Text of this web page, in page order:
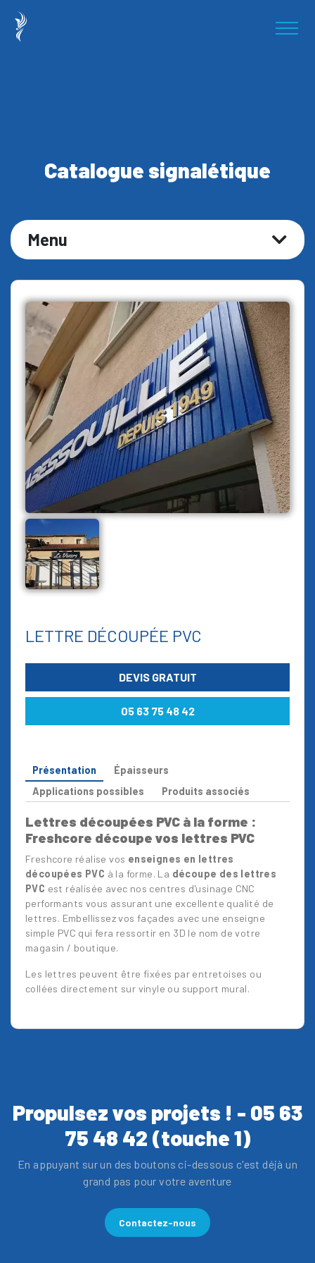
Catalogue signalétique
Menu
LETTRE DÉCOUPÉE PVC
DEVIS GRATUIT
05 63 75 48 42
Présentation
Épaisseurs
Applications possibles
Produits associés
Lettres découpées PVC à la forme :
Freshcore découpe vos lettres PVC
Freshcore réalise vos enseignes en lettres
découpées PVC à la forme. La découpe des lettres
PVC est réalisée avec nos centres d'usinage CNC
performants vous assurant une excellente qualité de
lettres. Embellissez vos façades avec une enseigne
simple PVC qui fera ressortir en 3D le nom de votre
magasin / boutique.
Les lettres peuvent être fixées par entretoises ou
collées directement sur vinyle ou support mural.
Propulsez vos projets ! - 05 63
75 48 42 (touche 1)
En appuyant sur un des boutons ci-dessous c'est déjà un
grand pas pour votre aventure
Contactez-nous